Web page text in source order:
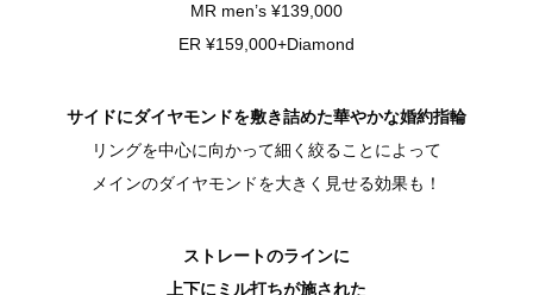
MR men’s ¥139,000
ER ¥159,000+Diamond
サイドにダイヤモンドを敷き詰めた華やかな婚約指輪
リングを中心に向かって細く絞ることによって
メインのダイヤモンドを大きく見せる効果も！
ストレートのラインに
上下にミル打ちが施された